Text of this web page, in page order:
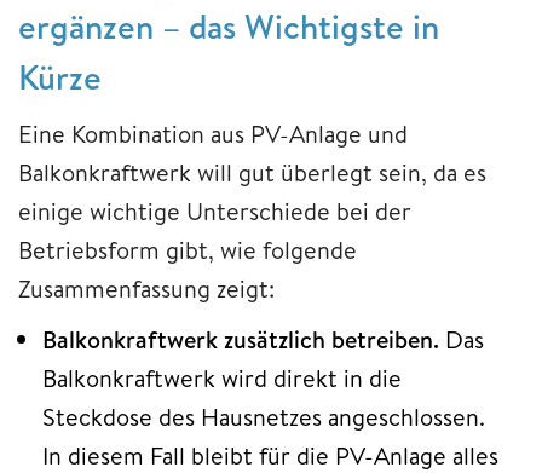
ergänzen – das Wichtigste in
Kürze
Eine Kombination aus PV-Anlage und
Balkonkraftwerk will gut überlegt sein, da es
einige wichtige Unterschiede bei der
Betriebsform gibt, wie folgende
Zusammenfassung zeigt:
Balkonkraftwerk zusätzlich betreiben. Das
Balkonkraftwerk wird direkt in die
Steckdose des Hausnetzes angeschlossen.
In diesem Fall bleibt für die PV-Anlage alles